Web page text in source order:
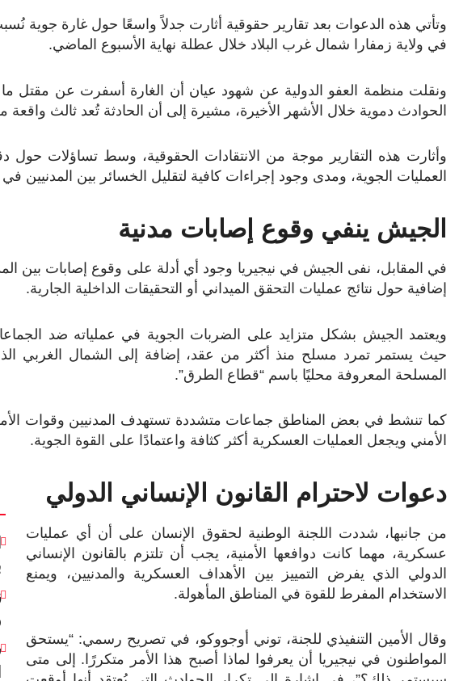
وتأتي هذه الدعوات بعد تقارير حقوقية أثارت جدلاً واسعًا حول غارة جوية
في ولاية زمفارا شمال غرب البلاد خلال عطلة نهاية الأسبوع الماضي.
الحوادث دموية خلال الأشهر الأخيرة، مشيرة إلى أن الحادثة تُعد ثالث
وأثارت هذه التقارير موجة من الانتقادات الحقوقية، وسط تساؤلات حول
العمليات الجوية، ومدى وجود إجراءات كافية لتقليل الخسائر بين المدنيين
الجيش ينفي وقوع إصابات مدنية
في المقابل، نفى الجيش في نيجيريا وجود أي أدلة على وقوع إصابات بين
إضافية حول نتائج عمليات التحقق الميداني أو التحقيقات الداخلية الجارية.
ويعتمد الجيش بشكل متزايد على الضربات الجوية في عملياته ضد
حيث يستمر تمرد مسلح منذ أكثر من عقد، إضافة إلى الشمال الغربي
المسلحة المعروفة محليًا باسم “قطاع الطرق”.
كما تنشط في بعض المناطق جماعات متشددة تستهدف المدنيين وقوات
الأمني ويجعل العمليات العسكرية أكثر كثافة واعتمادًا على القوة الجوية.
دعوات لاحترام القانون الإنساني الدولي
من جانبها، شددت اللجنة الوطنية لحقوق الإنسان على أن أي عمليات
عسكرية، مهما كانت دوافعها الأمنية، يجب أن تلتزم بالقانون الإنساني
الدولي الذي يفرض التمييز بين الأهداف العسكرية والمدنيين، ويمنع
الاستخدام المفرط للقوة في المناطق المأهولة.
وقال الأمين التنفيذي للجنة، توني أوجووكو، في تصريح رسمي: “يستحق
المواطنون في نيجيريا أن يعرفوا لماذا أصبح هذا الأمر متكررًا. إلى متى